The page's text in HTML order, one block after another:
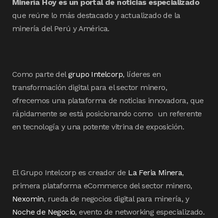
Minería Hoy es un portal de noticias especializado
que reúne lo más destacado y actualizado de la
minería del Perú y América.
Como parte delgrupo Intelcorp, líderes en
transformación digital para el sector minero,
ofrecemos una plataforma de noticias innovadora, que
rápidamente se está posicionando como un referente
en tecnología y una potente vitrina de exposición.
El Grupo Intelcorp es creador de La Feria Minera,
primera plataforma eCommerce del sector minero,
Nexomin, rueda de negocios digital para minería, y
Noche de Negocio, evento de networking especializado.